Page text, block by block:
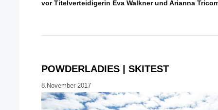
vor Titelverteidigerin Eva Walkner und Arianna
POWDERLADIES | SKITEST
8.November 2017